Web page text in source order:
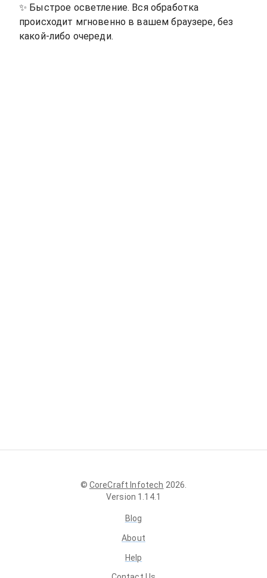
✨ Быстрое осветление. Вся обработка
происходит мгновенно в вашем браузере, без
какой-либо очереди.
© CoreCraft Infotech 2026
Version 1.14.1
Blog
About
Help